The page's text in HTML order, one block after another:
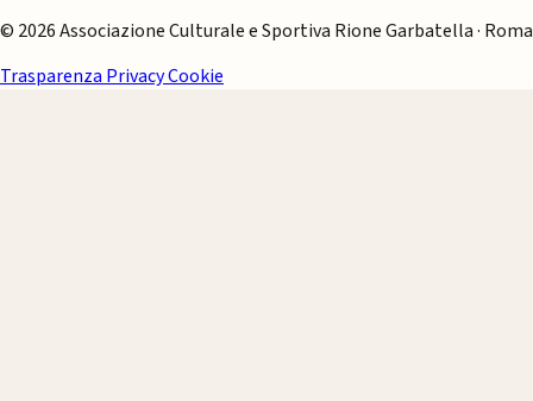
© 2026 Associazione Culturale e Sportiva Rione Garbatella · Roma
Trasparenza PrivacyCookie